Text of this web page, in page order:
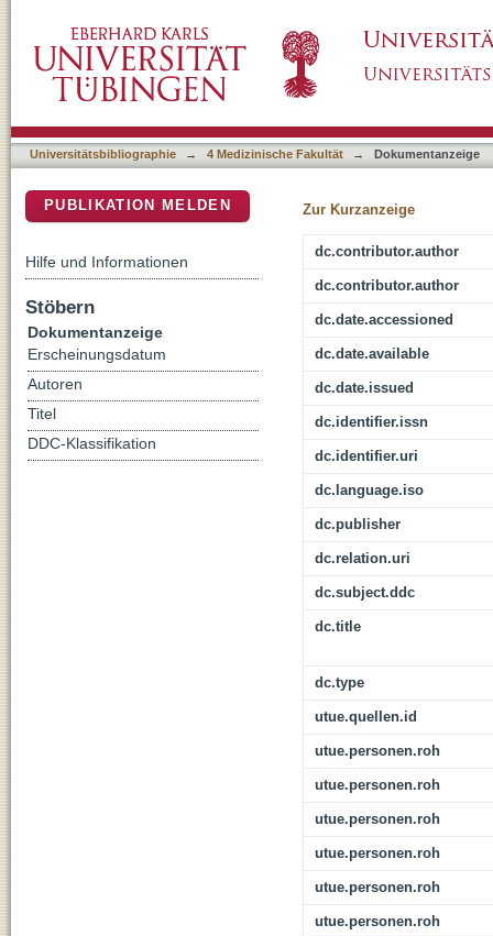
Universitätsbibliographie → 4 Medizinische Fakultät → Dokumentanzeige
Zur Kurzanzeige
dc.contributor.author
dc.contributor.author
dc.date.accessioned
dc.date.available
dc.date.issued
dc.identifier.issn
dc.identifier.uri
dc.language.iso
dc.publisher
dc.relation.uri
dc.subject.ddc
dc.title
dc.type
utue.quellen.id
utue.personen.roh
utue.personen.roh
utue.personen.roh
utue.personen.roh
utue.personen.roh
utue.personen.roh
PUBLIKATION MELDEN
Hilfe und Informationen
Stöbern
Dokumentanzeige
Erscheinungsdatum
Autoren
Titel
DDC-Klassifikation